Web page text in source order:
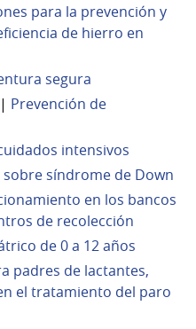
para la prevención y
de hierro en
segura
Prevención de
intensivos
síndrome de Down
en los bancos
de recolección
de 0 a 12 años
padres de lactantes,
el tratamiento del paro